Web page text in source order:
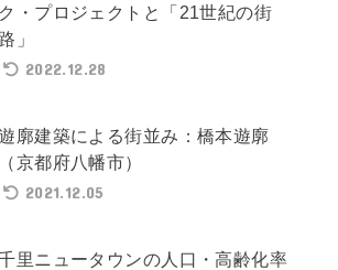
ク・プロジェクトと「21世紀の街
路」
2022.12.28
廓建築による街並み：橋本遊廓
（京都府八幡市）
2021.12.05
里ニュータウンの人口・高齢化率